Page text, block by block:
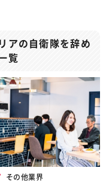
アの自衛隊を辞め
覧
その他業界